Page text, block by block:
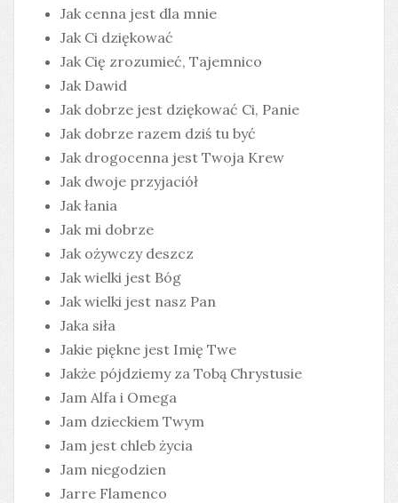
Jak cenna jest dla mnie
Jak Ci dziękować
Jak Cię zrozumieć, Tajemnico
Jak Dawid
Jak dobrze jest dziękować Ci, Panie
Jak dobrze razem dziś tu być
Jak drogocenna jest Twoja Krew
Jak dwoje przyjaciół
Jak łania
Jak mi dobrze
Jak ożywczy deszcz
Jak wielki jest Bóg
Jak wielki jest nasz Pan
Jaka siła
Jakie piękne jest Imię Twe
Jakże pójdziemy za Tobą Chrystusie
Jam Alfa i Omega
Jam dzieckiem Twym
Jam jest chleb życia
Jam niegodzien
Jarre Flamenco